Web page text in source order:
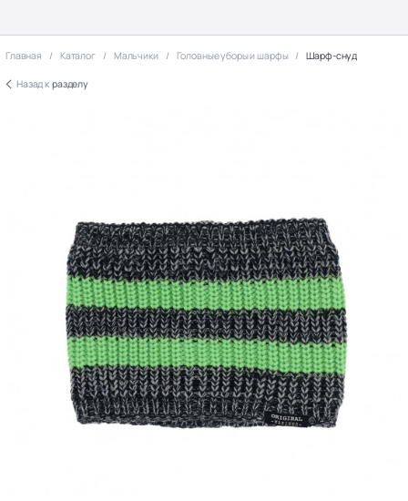
Главная Каталог Мальчики Головные уборы и шарфы Шарф-снуд
Назад к разделу